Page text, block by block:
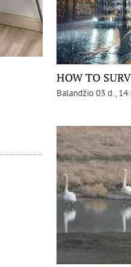
HOW TO
Balandžio 03 d.,